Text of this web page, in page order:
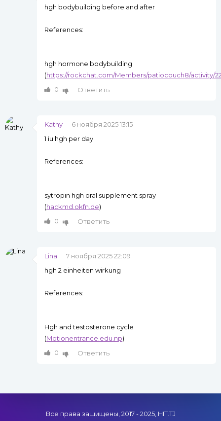
hgh bodybuilding before and after
References:
hgh hormone bodybuilding
(https://rockchat.com/Members/patiocouch8/activity/
0
Ответить
Kathy
6 ноября 2025 13:15
1 iu hgh per day
References:
sytropin hgh oral supplement spray
(hackmd.okfn.de)
0
Ответить
Lina
7 ноября 2025 22:09
hgh 2 einheiten wirkung
References:
Hgh and testosterone cycle
(Motionentrance.edu.np)
0
Ответить
Все права защищены, 2017 - 2025, HIT.TJ